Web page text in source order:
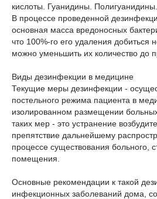
кислоты. Гуанидины. Полигуанидины.
В процессе проведенной
основная масса вредоносных
что 100%-го его удаления добиться
можно уменьшить их количество до
Виды дезинфекции в медицине
Текущие меры дезинфекции -
постельного режима пациента в
изолированном размещении
таких мер - это устранение
препятствие дальнейшему
процессе существования больного,
помещения.
Основные рекомендации к такой
инфекционных заболеваний дома,